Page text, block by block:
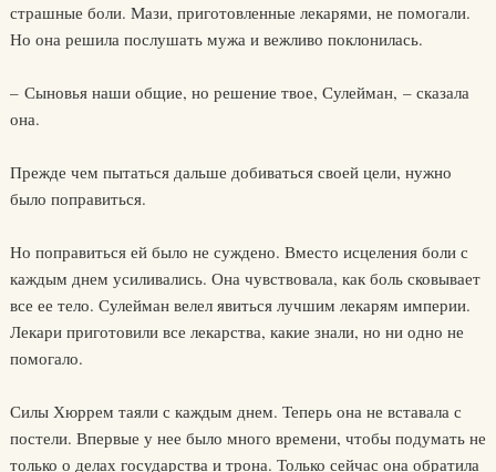
страшные боли. Мази, приготовленные лекарями, не помогали.
Но она решила послушать мужа и вежливо поклонилась.
– Сыновья наши общие, но решение твое, Сулейман, – сказала
она.
Прежде чем пытаться дальше добиваться своей цели, нужно
было поправиться.
Но поправиться ей было не суждено. Вместо исцеления боли с
каждым днем усиливались. Она чувствовала, как боль сковывает
все ее тело. Сулейман велел явиться лучшим лекарям империи.
Лекари приготовили все лекарства, какие знали, но ни одно не
помогало.
Силы Хюррем таяли с каждым днем. Теперь она не вставала с
постели. Впервые у нее было много времени, чтобы подумать не
только о делах государства и трона. Только сейчас она обратила